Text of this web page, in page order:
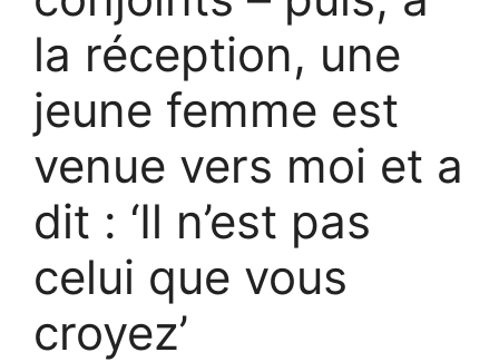
la réception, une
jeune femme est
venue vers moi et a
dit : ‘Il n’est pas
celui que vous
croyez’